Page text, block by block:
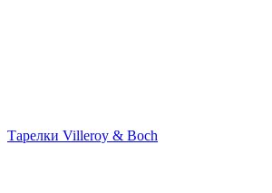
Тарелки Villeroy & Boch